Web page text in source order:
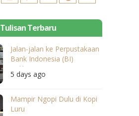
Tulisan Terbaru
Jalan-jalan ke Perpustakaan
Bank Indonesia (BI)
Balikpapan
5 days ago
Mampir Ngopi Dulu di Kopi
Luru